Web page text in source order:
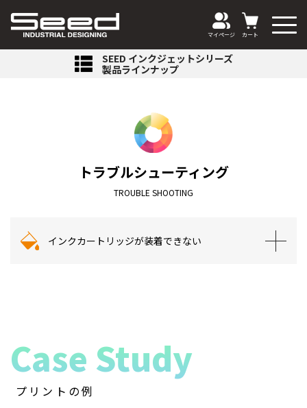
マイページ カート
SEED インクジェットシリーズ
製品ラインナップ
トラブルシューティング
TROUBLE SHOOTING
インクカートリッジが装着できない
Case Study
プリントの例